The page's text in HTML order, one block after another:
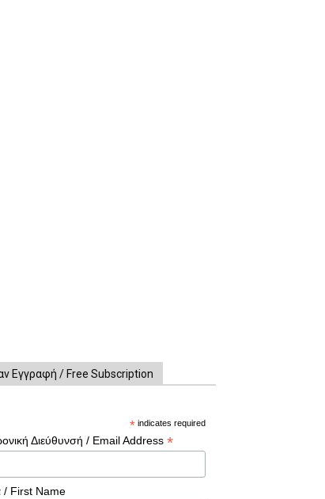
Εγγραφή / Free Subscription
* indicates required
Διεύθυνσή / Email Address *
First Name